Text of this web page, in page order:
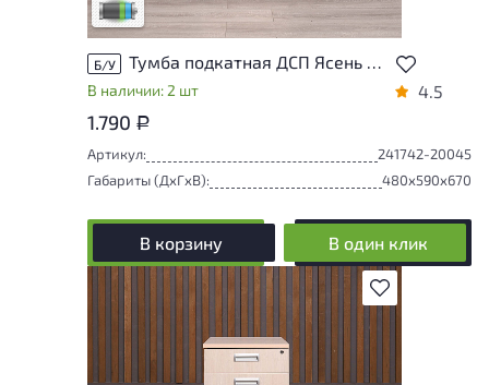
Низкая степень износа
Б/У Тумба подкатная ДСП Ясень шимо Россия
В наличии: 2 шт 4.5
1.790 Р
Артикул:
241742-20045
Габариты (ДxГxВ):
480x590x670
В корзину В один клик
В избранное